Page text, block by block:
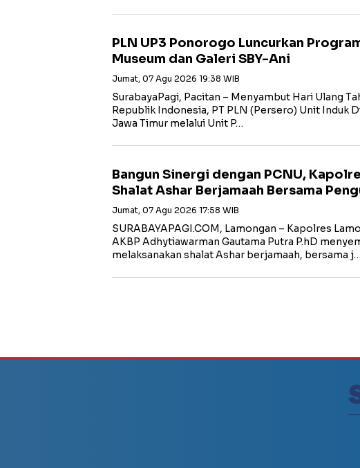
PLN UP3 Ponorogo Luncurkan
Museum dan Galeri SBY-Ani
Jumat, 07 Agu 2026 19:38 WIB
SurabayaPagi, Pacitan – Menyambut Hari Ulang
Republik Indonesia, PT PLN (Persero) Unit Induk
Jawa Timur melalui Unit P…
Bangun Sinergi dengan PCNU,
Shalat Ashar Berjamaah Bersama
Jumat, 07 Agu 2026 17:58 WIB
SURABAYAPAGI.COM, Lamongan – Kapolres
AKBP Adhytiawarman Gautama Putra P.hD
melaksanakan shalat Ashar berjamaah, bersama j…